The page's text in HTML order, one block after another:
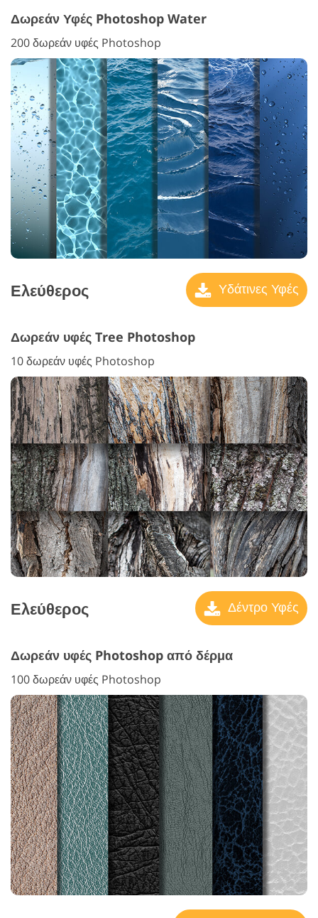
Δωρεάν Υφές Photoshop Water
200 δωρεάν υφές Photoshop
Ελεύθερος Υδάτινες Υφές
Δωρεάν υφές Tree Photoshop
10 δωρεάν υφές Photoshop
Ελεύθερος Δέντρο Υφές
Δωρεάν υφές Photoshop από δέρμα
100 δωρεάν υφές Photoshop